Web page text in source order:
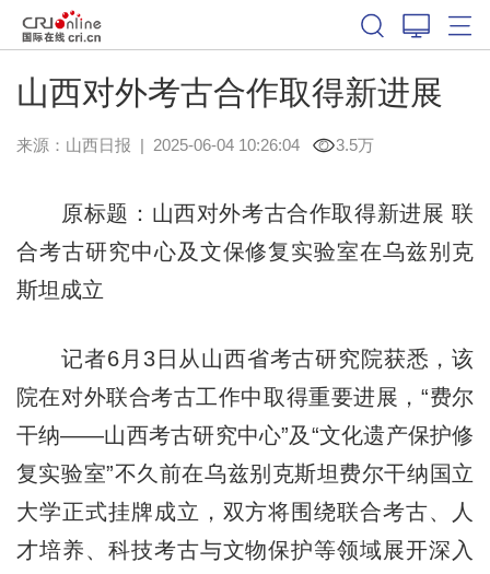
山西对外考古合作取得新进展
来源： 山西日报 | 2025-06-04 10:26:04 3.5万
原标题：山西对外考古合作取得新进展 联
合考古研究中心及文保修复实验室在乌兹别克
斯坦成立
记者6月3日从山西省考古研究院获悉，该
院在对外联合考古工作中取得重要进展，“费尔
干纳——山西考古研究中心”及“文化遗产保护修
复实验室”不久前在乌兹别克斯坦费尔干纳国立
大学正式挂牌成立，双方将围绕联合考古、人
才培养、科技考古与文物保护等领域展开深入